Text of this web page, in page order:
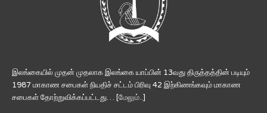
இலங்கையில் முதன் முதலாக இலங்கை யாப்பின் 13வது திருத்தத்தின் படியும்
1987 மாகாண சபைகள் நியதிச் சட்டம் பிரிவு 42 இற்கிணங்கவும் மாகாண
சபைகள் தோற்றுவிக்கப்பட்டது… [மேலும்..]